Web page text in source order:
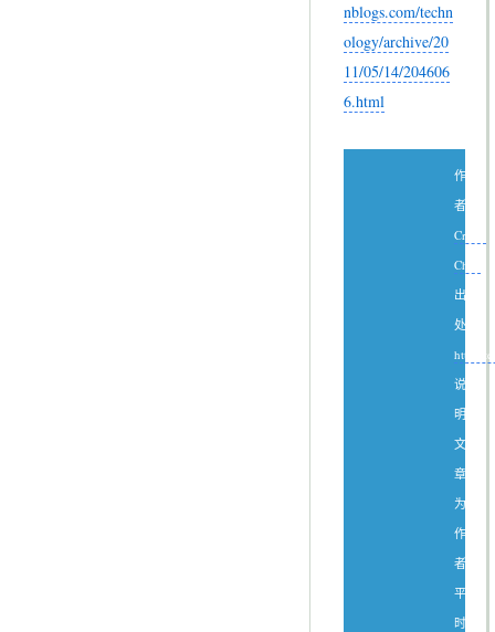
nblogs.com/techn
ology/archive/20
11/05/14/204606
6.html
作
者：
Create
Chen
出
处：
http://
说
明：
文
章
为
作
者
平
时